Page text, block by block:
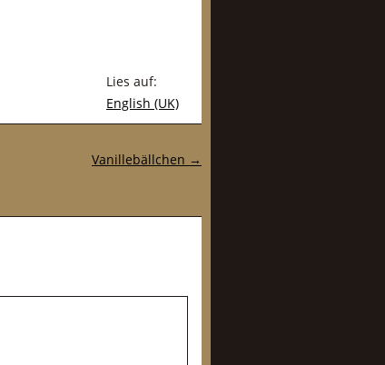
Lies auf:
English (UK)
Vanillebällchen →